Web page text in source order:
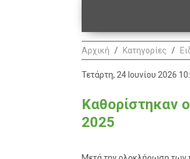
Αρχική Κατηγορίες
Τετάρτη, 24 Ιουνίου 2026
Καθορίστηκαν
2025